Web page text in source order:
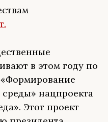
в этом году по
нацпроекта
Этот проект